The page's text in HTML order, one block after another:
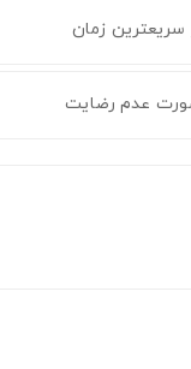
سریعترین زمان
عدم رضایت